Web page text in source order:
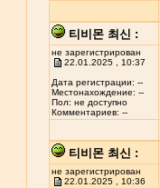
티비몬 최신 :
не зарегистрирован
22.01.2025 , 10:37
Дата регистрации: --
Местонахождение: --
Пол: не доступно
Комментариев: --
티비몬 최신 :
не зарегистрирован
22.01.2025 , 10:36